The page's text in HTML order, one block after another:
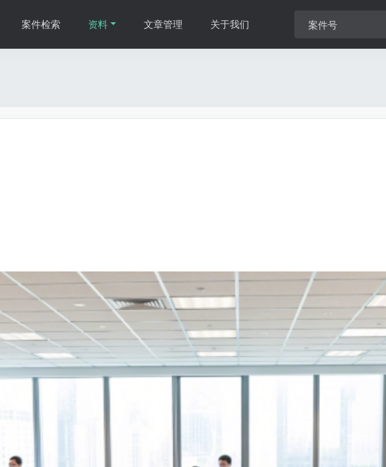
案件检索 资料 文章管理 关于我们